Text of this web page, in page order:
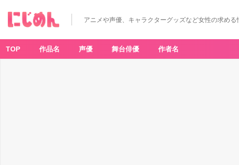
アニメや声優、キャラクターグッズなど女性の求める
TOP 作品名 声優 舞台俳優 作者名